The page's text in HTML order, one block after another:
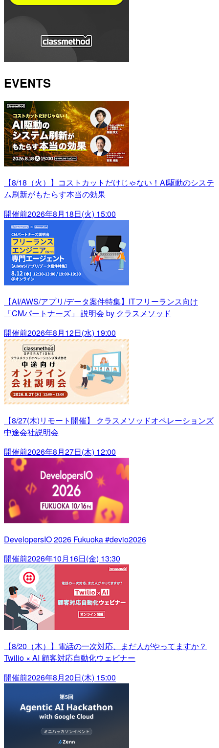
EVENTS
【8/18（火）】コストカットだけじゃない！AI駆動のシステ
ム刷新がもたらす本当の効果
開催前2026年8月18日(火) 15:00
【AI/AWS/アプリ/データ案件特集】ITフリーランス向け
「CMパートナーズ」 説明会 by クラスメソッド
開催前2026年8月12日(水) 19:00
【8/27(木)リモート開催】 クラスメソッドオペレーションズ
中途会社説明会
開催前2026年8月27日(木) 12:00
DevelopersIO 2026 Fukuoka #devio2026
開催前2026年10月16日(金) 13:30
【8/20（木）】電話の一次対応、まだ人がやってますか？
Twilio × AI 顧客対応自動化ウェビナー
開催前2026年8月20日(木) 15:00